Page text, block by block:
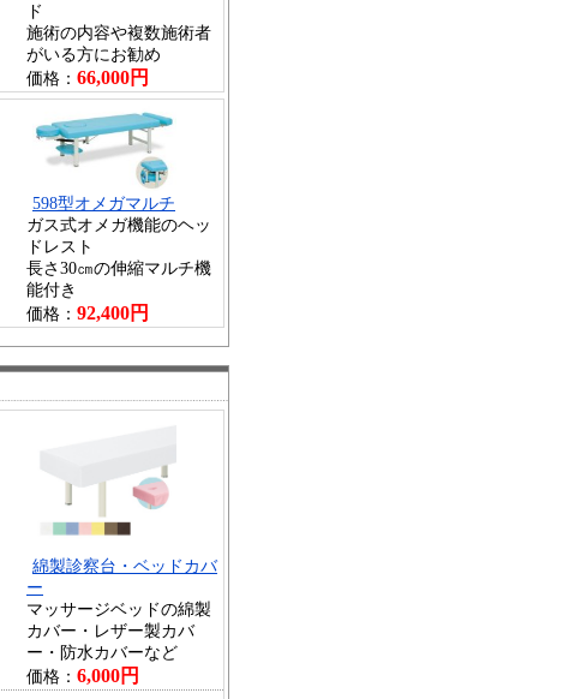
ド
施術の内容や複数施術者
がいる方にお勧め
価格： 66,000円
598型オメガマルチ
ガス式オメガ機能のヘッ
ドレスト
長さ30㎝の伸縮マルチ機
能付き
価格： 92,400円
綿製診察台・ベッドカバ
ー
マッサージベッドの綿製
カバー・レザー製カバ
ー・防水カバーなど
価格： 6,000円